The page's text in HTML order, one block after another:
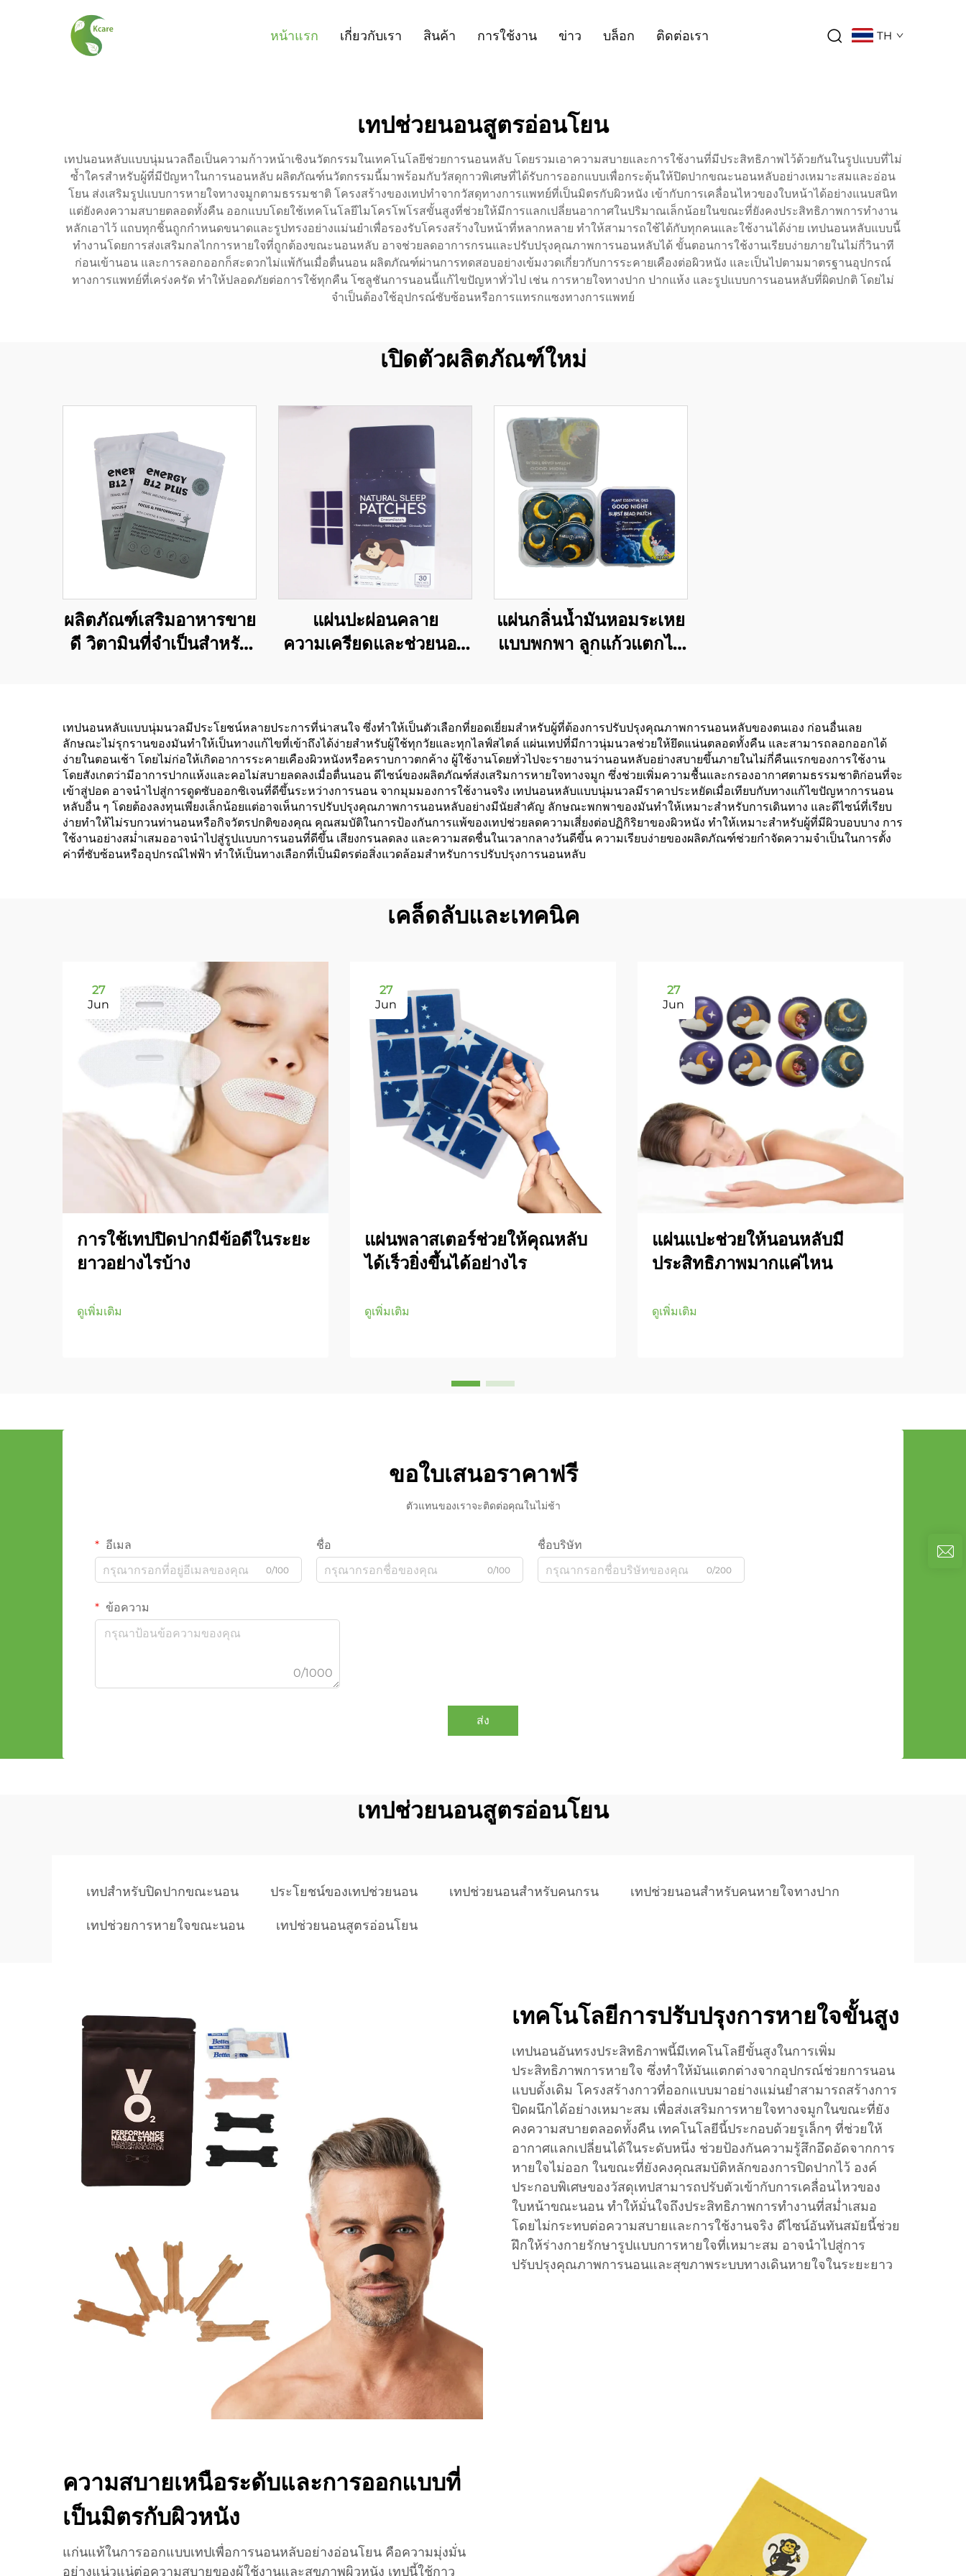
หน้าแรก เกี่ยวกับเรา สินค้า การใช้งาน ข่าว บล็อก ติดต่อเรา TH
เทปช่วยนอนสูตรอ่อนโยน
เทปนอนหลับแบบนุ่มนวลถือเป็นความก้าวหน้าเชิงนวัตกรรมในเทคโนโลยีช่วยการนอนหลับ โดยรวมเอาความสบายและการใช้งานที่มีประสิทธิภาพไว้ด้วยกันในรูปแบบที่ไม่
ซ้ำใครสำหรับผู้ที่มีปัญหาในการนอนหลับ ผลิตภัณฑ์นวัตกรรมนี้มาพร้อมกับวัสดุกาวพิเศษที่ได้รับการออกแบบเพื่อกระตุ้นให้ปิดปากขณะนอนหลับอย่างเหมาะสมและอ่อน
โยน ส่งเสริมรูปแบบการหายใจทางจมูกตามธรรมชาติ โครงสร้างของเทปทำจากวัสดุทางการแพทย์ที่เป็นมิตรกับผิวหนัง เข้ากับการเคลื่อนไหวของใบหน้าได้อย่างแนบสนิท
แต่ยังคงความสบายตลอดทั้งคืน ออกแบบโดยใช้เทคโนโลยีไมโครโพโรสขั้นสูงที่ช่วยให้มีการแลกเปลี่ยนอากาศในปริมาณเล็กน้อยในขณะที่ยังคงประสิทธิภาพการทำงาน
หลักเอาไว้ แถบทุกชิ้นถูกกำหนดขนาดและรูปทรงอย่างแม่นยำเพื่อรองรับโครงสร้างใบหน้าที่หลากหลาย ทำให้สามารถใช้ได้กับทุกคนและใช้งานได้ง่าย เทปนอนหลับแบบนี้
ทำงานโดยการส่งเสริมกลไกการหายใจที่ถูกต้องขณะนอนหลับ อาจช่วยลดอาการกรนและปรับปรุงคุณภาพการนอนหลับได้ ขั้นตอนการใช้งานเรียบง่ายภายในไม่กี่วินาที
ก่อนเข้านอน และการลอกออกก็สะดวกไม่แพ้กันเมื่อตื่นนอน ผลิตภัณฑ์ผ่านการทดสอบอย่างเข้มงวดเกี่ยวกับการระคายเคืองต่อผิวหนัง และเป็นไปตามมาตรฐานอุปกรณ์
ทางการแพทย์ที่เคร่งครัด ทำให้ปลอดภัยต่อการใช้ทุกคืน โซลูชันการนอนนี้แก้ไขปัญหาทั่วไป เช่น การหายใจทางปาก ปากแห้ง และรูปแบบการนอนหลับที่ผิดปกติ โดยไม่
จำเป็นต้องใช้อุปกรณ์ซับซ้อนหรือการแทรกแซงทางการแพทย์
เปิดตัวผลิตภัณฑ์ใหม่
ผลิตภัณฑ์เสริมอาหารขาย
ดี วิตามินที่จำเป็นสำหรับ
แผ่นปะผ่อนคลาย
ความเครียดและช่วยนอน
ช่วยการนอนหลับ
แผ่นกลิ่นน้ำมันหอมระเหย
แบบพกพา ลูกแก้วแตกได้
เทปนอนหลับแบบนุ่มนวลมีประโยชน์หลายประการที่น่าสนใจ ซึ่งทำให้เป็นตัวเลือกที่ยอดเยี่ยมสำหรับผู้ที่ต้องการปรับปรุงคุณภาพการนอนหลับของตนเอง ก่อนอื่นเลย
ลักษณะไม่รุกรานของมันทำให้เป็นทางแก้ไขที่เข้าถึงได้ง่ายสำหรับผู้ใช้ทุกวัยและทุกไลฟ์สไตล์ แผ่นเทปที่มีกาวนุ่มนวลช่วยให้ยึดแน่นตลอดทั้งคืน และสามารถลอกออกได้
ง่ายในตอนเช้า โดยไม่ก่อให้เกิดอาการระคายเคืองผิวหนังหรือคราบกาวตกค้าง ผู้ใช้งานโดยทั่วไปจะรายงานว่านอนหลับอย่างสบายขึ้นภายในไม่กี่คืนแรกของการใช้งาน
โดยสังเกตว่ามีอาการปากแห้งและคอไม่สบายลดลงเมื่อตื่นนอน ดีไซน์ของผลิตภัณฑ์ส่งเสริมการหายใจทางจมูก ซึ่งช่วยเพิ่มความชื้นและกรองอากาศตามธรรมชาติก่อนที่จะ
เข้าสู่ปอด อาจนำไปสู่การดูดซับออกซิเจนที่ดีขึ้นระหว่างการนอน จากมุมมองการใช้งานจริง เทปนอนหลับแบบนุ่มนวลมีราคาประหยัดเมื่อเทียบกับทางแก้ไขปัญหาการนอน
หลับอื่น ๆ โดยต้องลงทุนเพียงเล็กน้อยแต่อาจเห็นการปรับปรุงคุณภาพการนอนหลับอย่างมีนัยสำคัญ ลักษณะพกพาของมันทำให้เหมาะสำหรับการเดินทาง และดีไซน์ที่เรียบ
ง่ายทำให้ไม่รบกวนท่านอนหรือกิจวัตรปกติของคุณ คุณสมบัติในการป้องกันการแพ้ของเทปช่วยลดความเสี่ยงต่อปฏิกิริยาของผิวหนัง ทำให้เหมาะสำหรับผู้ที่มีผิวบอบบาง การ
ใช้งานอย่างสม่ำเสมออาจนำไปสู่รูปแบบการนอนที่ดีขึ้น เสียงกรนลดลง และความสดชื่นในเวลากลางวันดีขึ้น ความเรียบง่ายของผลิตภัณฑ์ช่วยกำจัดความจำเป็นในการตั้ง
ค่าที่ซับซ้อนหรืออุปกรณ์ไฟฟ้า ทำให้เป็นทางเลือกที่เป็นมิตรต่อสิ่งแวดล้อมสำหรับการปรับปรุงการนอนหลับ
เคล็ดลับและเทคนิค
27
Jun
การใช้เทปปิดปากมีข้อดีในระยะ
ยาวอย่างไรบ้าง
ดูเพิ่มเติม
27
Jun
แผ่นพลาสเตอร์ช่วยให้คุณหลับ
ได้เร็วยิ่งขึ้นได้อย่างไร
ดูเพิ่มเติม
27
Jun
แผ่นแปะช่วยให้นอนหลับมี
ประสิทธิภาพมากแค่ไหน
ดูเพิ่มเติม
ขอใบเสนอราคาฟรี
ตัวแทนของเราจะติดต่อคุณในไม่ช้า
อีเมล
0/100
ชื่อ
0/100
ชื่อบริษัท
0/200
ข้อความ
0/1000
ส่ง
เทปช่วยนอนสูตรอ่อนโยน
เทปสำหรับปิดปากขณะนอน ประโยชน์ของเทปช่วยนอน เทปช่วยนอนสำหรับคนกรน เทปช่วยนอนสำหรับคนหายใจทางปาก
เทปช่วยการหายใจขณะนอน เทปช่วยนอนสูตรอ่อนโยน
เทคโนโลยีการปรับปรุงการหายใจขั้นสูง
เทปนอนอันทรงประสิทธิภาพนี้มีเทคโนโลยีขั้นสูงในการเพิ่ม
ประสิทธิภาพการหายใจ ซึ่งทำให้มันแตกต่างจากอุปกรณ์ช่วยการนอน
แบบดั้งเดิม โครงสร้างกาวที่ออกแบบมาอย่างแม่นยำสามารถสร้างการ
ปิดผนึกได้อย่างเหมาะสม เพื่อส่งเสริมการหายใจทางจมูกในขณะที่ยัง
คงความสบายตลอดทั้งคืน เทคโนโลยีนี้ประกอบด้วยรูเล็กๆ ที่ช่วยให้
อากาศแลกเปลี่ยนได้ในระดับหนึ่ง ช่วยป้องกันความรู้สึกอึดอัดจากการ
หายใจไม่ออก ในขณะที่ยังคงคุณสมบัติหลักของการปิดปากไว้ องค์
ประกอบพิเศษของวัสดุเทปสามารถปรับตัวเข้ากับการเคลื่อนไหวของ
ใบหน้าขณะนอน ทำให้มั่นใจถึงประสิทธิภาพการทำงานที่สม่ำเสมอ
โดยไม่กระทบต่อความสบายและการใช้งานจริง ดีไซน์อันทันสมัยนี้ช่วย
ฝึกให้ร่างกายรักษารูปแบบการหายใจที่เหมาะสม อาจนำไปสู่การ
ปรับปรุงคุณภาพการนอนและสุขภาพระบบทางเดินหายใจในระยะยาว
ความสบายเหนือระดับและการออกแบบที่
เป็นมิตรกับผิวหนัง
แก่นแท้ในการออกแบบเทปเพื่อการนอนหลับอย่างอ่อนโยน คือความมุ่งมั่น
อย่างแน่วแน่ต่อความสบายของผู้ใช้งานและสุขภาพผิวหนัง เทปนี้ใช้กาว